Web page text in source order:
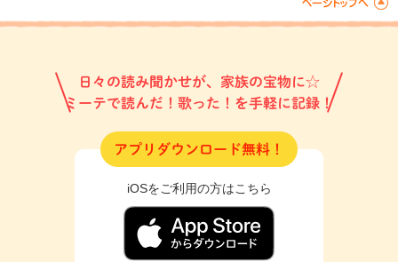
日々の読み聞かせが、家族の宝物に☆
ミーテで読んだ！歌った！を手軽に記録！
アプリダウンロード無料！
iOSをご利用の方はこちら